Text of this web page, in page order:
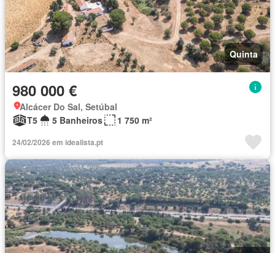
Quinta
980 000 €
Alcácer Do Sal, Setúbal
T5
5 Banheiros 1 750 m²
24/02/2026 em idealista.pt